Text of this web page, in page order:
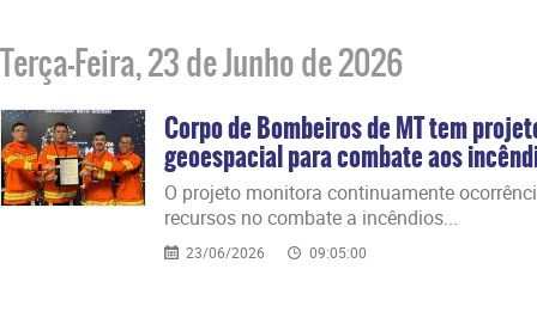
Terça-Feira, 23 de Junho de 2026
Corpo de Bombeiros de MT tem
geoespacial para combate aos
​O projeto monitora continuamente
recursos no combate a incêndios...
23/06/2026 09:05:00